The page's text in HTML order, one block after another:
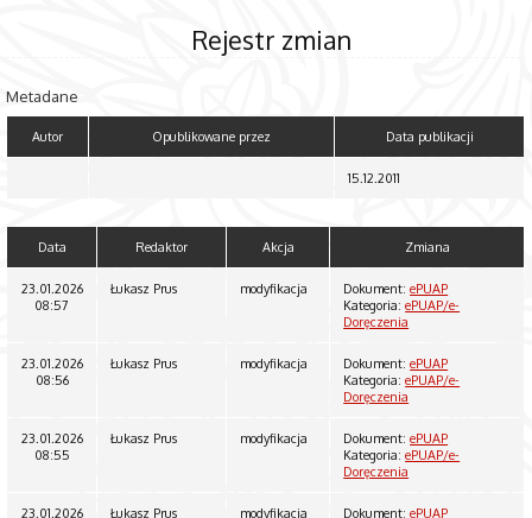
Rejestr zmian
Metadane
Autor Opublikowane przez Data publikacji
15.12.2011
Data Redaktor Akcja Zmiana
23.01.2026
08:57
Łukasz Prus modyfikacja Dokument:ePUAP
Kategoria:ePUAP/e-
Doręczenia
23.01.2026
08:56
Łukasz Prus modyfikacja Dokument:ePUAP
Kategoria:ePUAP/e-
Doręczenia
23.01.2026
08:55
Łukasz Prus modyfikacja Dokument:ePUAP
Kategoria:ePUAP/e-
Doręczenia
23.01.2026
Łukasz Prus modyfikacja Dokument:ePUAP